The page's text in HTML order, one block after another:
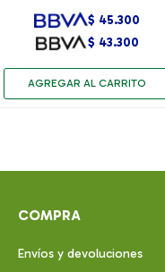
$ 43.300
$ 45.300
COMPRA
Envíos y devoluciones